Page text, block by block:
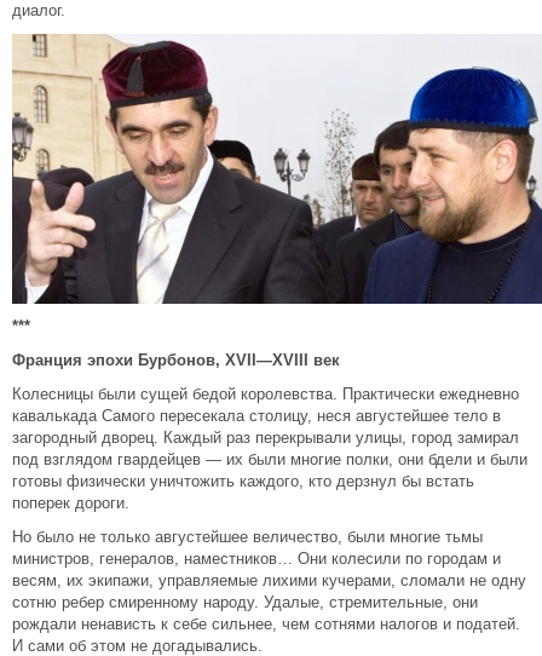
диалог.
***
Франция эпохи Бурбонов, XVII —XVIII
век
Колесницы были сущей бедой королевства. Практически ежедневно
кавалькада Самого пересекала столицу, неся августейшее тело в
загородный дворец. Каждый раз перекрывали улицы, город замирал
под взглядом гвардейцев — их были многие полки, они бдели и были
готовы физически уничтожить каждого, кто дерзнул бы встать
поперек дороги.
Но было не только августейшее величество, были многие тьмы
министров, генералов, наместников… Они колесили по городам и
весям, их экипажи, управляемые лихими кучерами, сломали не одну
сотню ребер смиренному народу. Удалые, стремительные, они
рождали ненависть к себе сильнее, чем сотнями налогов и податей.
И сами об этом не догадывались.